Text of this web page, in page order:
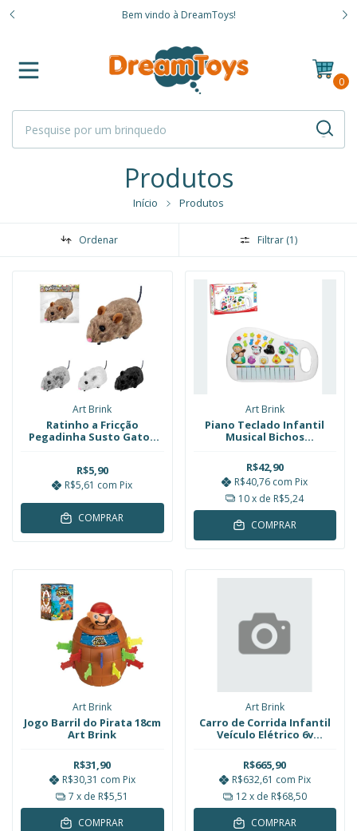
Bem vindo à DreamToys!
0
Produtos
Início Produtos
Ordenar Filtrar (1)
Art Brink
Ratinho a Fricção
Pegadinha Susto Gatos
R$5,90
R$5,61 com Pix
COMPRAR
Art Brink
Piano Teclado Infantil
Musical Bichos
Brink
R$42,90
R$40,76 com Pix
10x de R$5,24
COMPRAR
Art Brink
Jogo Barril do Pirata 18cm
Art Brink
R$31,90
R$30,31 com Pix
7 x de R$5,51
COMPRAR
Art Brink
Carro de Corrida Infantil
Veículo Elétrico 6v
Art Brink
R$665,90
R$632,61 com Pix
12x de R$68,50
COMPRAR